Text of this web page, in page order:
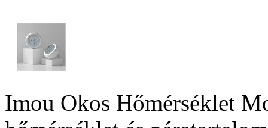
Imou Okos Hőmérséklet